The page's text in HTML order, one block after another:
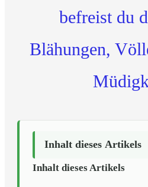
befreist du
Blähungen,
Inhalt dieses Artikels
Inhalt dieses Artikels